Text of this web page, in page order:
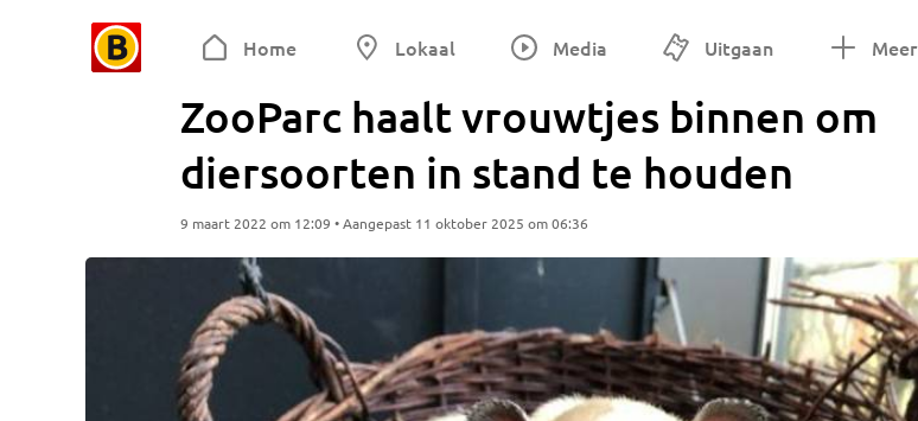
Home Lokaal Media Uitgaan Meer
ZooParc haalt vrouwtjes binnen om
diersoorten in stand te houden
9 maart 2022 om 12:09 • Aangepast 11 oktober 2025 om 06:36